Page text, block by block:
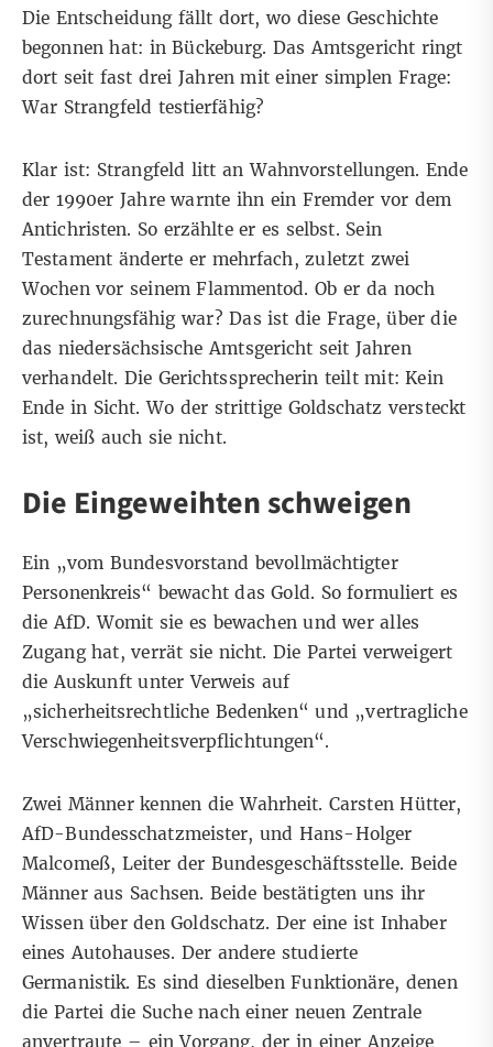
Die Entscheidung fällt dort, wo diese Geschichte
begonnen hat: in Bückeburg. Das Amtsgericht ringt
dort seit fast drei Jahren mit einer simplen Frage:
War Strangfeld testierfähig?
Klar ist: Strangfeld litt an Wahnvorstellungen. Ende
der 1990er Jahre warnte ihn ein Fremder vor dem
Antichristen. So erzählte er es selbst. Sein
Testament änderte er mehrfach, zuletzt zwei
Wochen vor seinem Flammentod. Ob er da noch
zurechnungsfähig war? Das ist die Frage, über die
das niedersächsische Amtsgericht seit Jahren
verhandelt. Die Gerichtssprecherin teilt mit: Kein
Ende in Sicht. Wo der strittige Goldschatz versteckt
ist, weiß auch sie nicht.
Die Eingeweihten schweigen
Ein „vom Bundesvorstand bevollmächtigter
Personenkreis“ bewacht das Gold. So formuliert es
die AfD. Womit sie es bewachen und wer alles
Zugang hat, verrät sie nicht. Die Partei verweigert
die Auskunft unter Verweis auf
„sicherheitsrechtliche Bedenken“ und „vertragliche
Verschwiegenheitsverpflichtungen“.
Zwei Männer kennen die Wahrheit. Carsten Hütter,
AfD-Bundesschatzmeister, undHans-Holger
Malcomeß, Leiter der Bundesgeschäftsstelle. Beide
Männer aus Sachsen. Beide bestätigten uns ihr
Wissen über den Goldschatz. Der eine ist Inhaber
eines Autohauses. Der andere studierte
Germanistik. Es sind dieselben Funktionäre, denen
die Partei die Suche nach einer neuen Zentrale
anvertraute – ein Vorgang, der in einer Anzeige